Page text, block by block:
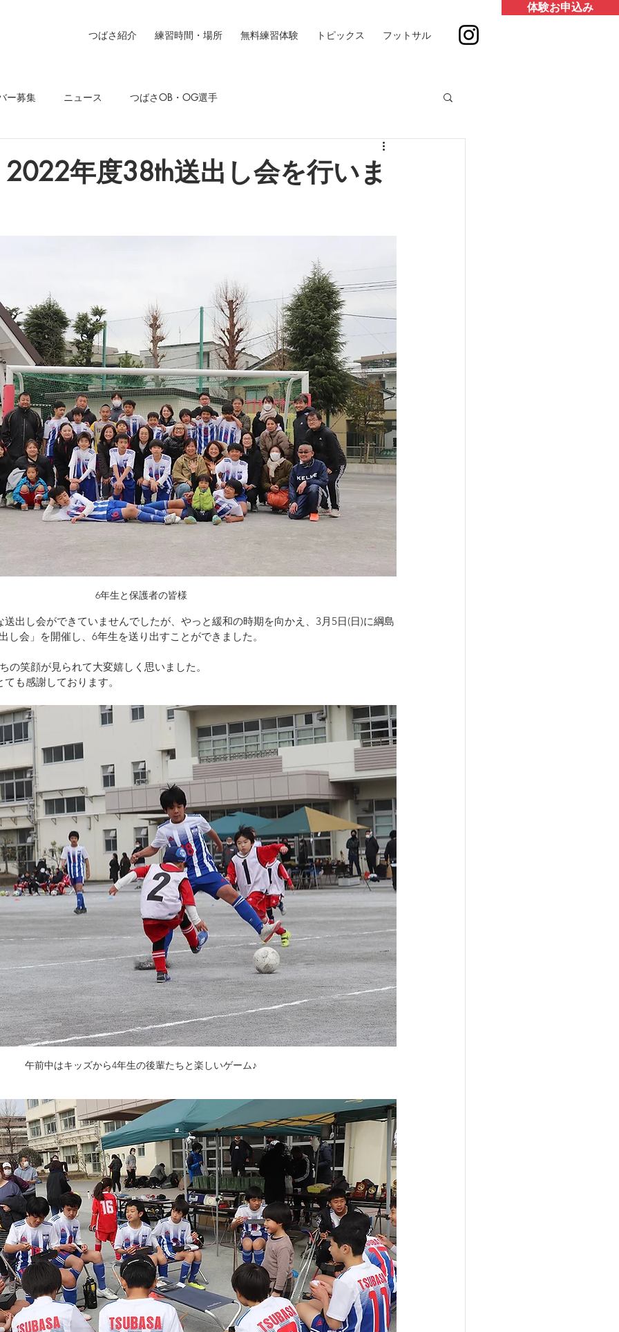
つばさ紹介 練習時間・場所 無料練習体験 トピックス フットサル
体験お申込み
ー募集 ニュース つばさOB・OG選手
年度38th送出し会を行いま
6年生と保護者の皆様
出し会ができていませんでしたが、やっと緩和の時期を向かえ、3月5日(日)に綱島
し会」を開催し、6年生を送り出すことができました。
の笑顔が見られて大変嬉しく思いました。
も感謝しております。
午前中はキッズから4年生の後輩たちと楽しいゲーム♪